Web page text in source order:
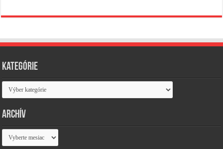
Kategórie
Kategórie
Archív
Archív